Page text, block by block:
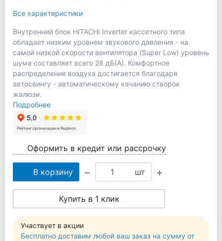
Все характеристики
Внутренний блок HITACHI Inverter кассетного типа
обладает низким уровнем звукового давления - на
самой низкой скорости вентилятора (Super Low) уровень
шума составляет всего 28 дБ(А). Комфортное
распределение воздуха достигается благодаря
автосвингу - автоматическому качанию створок
жалюзи.
Подробнее
Оформить в кредит или рассрочку
В корзину шт
Купить в 1 клик
Участвует в акции
Бесплатно доставим любой ваш заказ на сумму от